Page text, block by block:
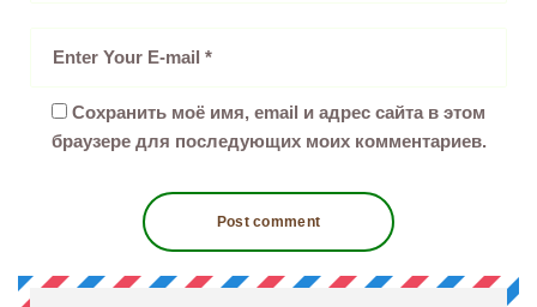
Сохранить моё имя, email и адрес сайта в этом
браузере для последующих моих комментариев.